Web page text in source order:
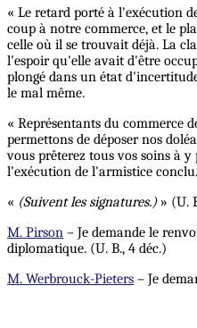
« Le retard porté à l'exécution
coup à notre commerce, et le
celle où il se trouvait déjà. La
l'espoir qu'elle avait d'être
plongé dans un état
le mal même.
« Représentants du commerce
permettons de déposer nos
vous prêterez tous vos soins à
l'exécution de l'armistice conclu.
« (Suivent les signatures.)» (U.
M. Pirson – Je demande le
diplomatique. (U. B., 4 déc.)
M. Werbrouck-Pieters – Je